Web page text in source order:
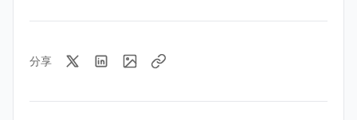
分享